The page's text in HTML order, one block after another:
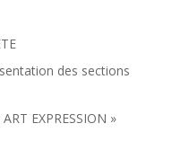
des sections
EXPRESSION »